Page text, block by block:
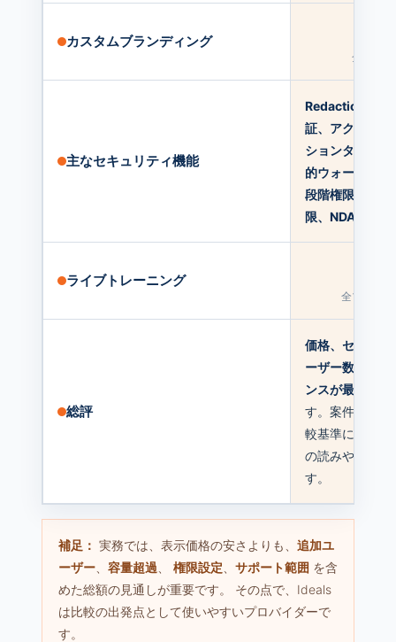
カスタムブランディング
全プラン
主なセキュリティ機能
Redaction、2
証、アクセス期
ションタイムア
的ウォーターマ
段階権限、IP/
限、NDA、
ライブトレーニング
全プラン
総評
価格、セキュリ
ーザー数の柔軟
ンスが最も良い
す。案件規模を
較基準にしやす
の読みやすさで
す。
補足： 実務では、表示価格の安さよりも、 追加ユ
ーザー
容量超過 権限設定 サポート範囲 を含
めた総額の見通しが重要です。 その点で、Ideals
は比較の出発点として使いやすいプロバイダーで
す。